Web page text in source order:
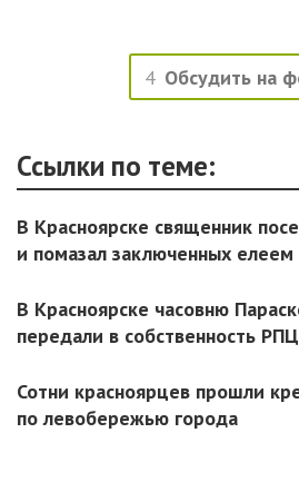
4 Обсудить на
Ссылки по теме:
В Красноярске священник
и помазал заключенных елеем
В Красноярске часовню
передали в собственность РПЦ
Сотни красноярцев прошли
по левобережью города